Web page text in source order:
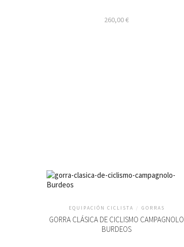
260,00€
EQUIPACIÓN CICLISTA / GORRAS
GORRA CLÁSICA DE CICLISMO CAMPAGNOLO
BURDEOS